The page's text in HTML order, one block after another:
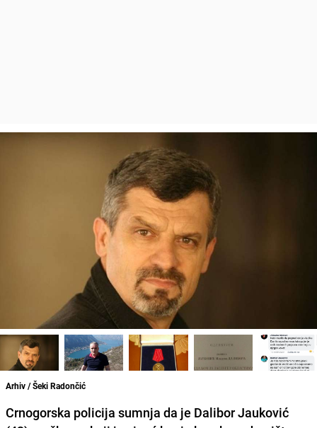
Arhiv / Šeki Radončić
Crnogorska policija sumnja da je Dalibor Jauković